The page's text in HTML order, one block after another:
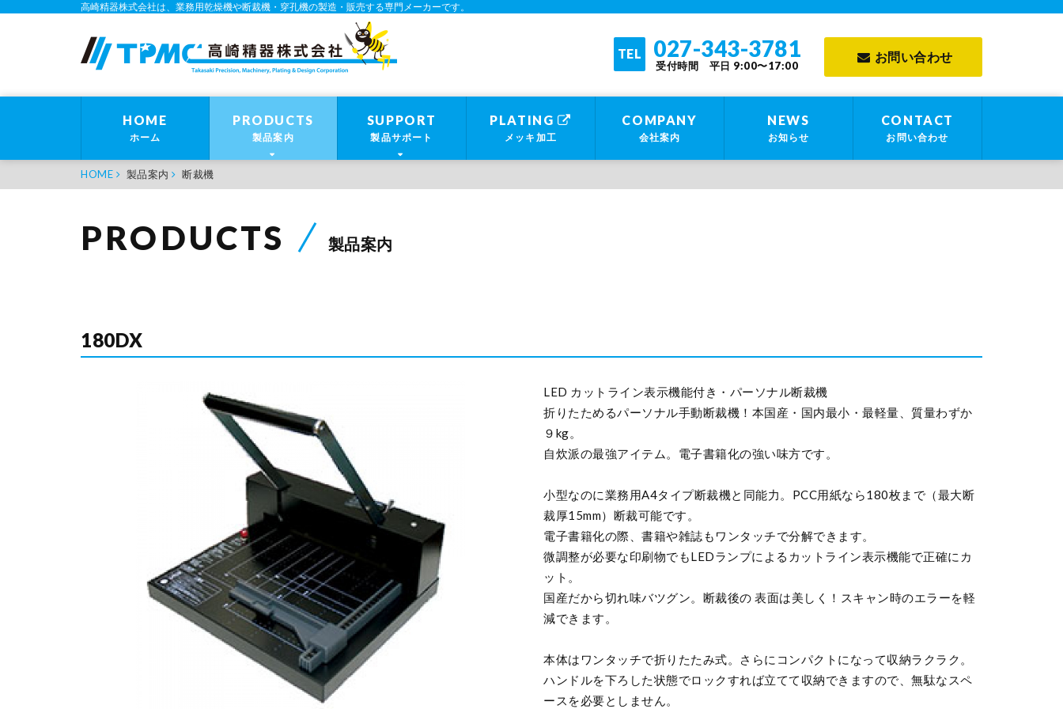
高崎精器株式会社は、業務用乾燥機や断裁機・穿孔機の製造・販売する専門メーカーです。
TEL 027-343-3781
受付時間 平日 9:00〜17:00
お問い合わせ
HOME
ホーム
PRODUCTS
製品案内
SUPPORT
製品サポート
PLATING
メッキ加工
COMPANY
会社案内
NEWS
お知らせ
CONTACT
お問い合わせ
HOME 製品案内 断裁機
PRODUCTS 製品案内
180DX
LED カットライン表示機能付き・パーソナル断裁機
折りたためるパーソナル手動断裁機！本国産・国内最小・最軽量、質量わずか
９kg。
自炊派の最強アイテム。電子書籍化の強い味方です。
小型なのに業務用A4タイプ断裁機と同能力。PCC用紙なら180枚まで（最大断
裁厚15mm）断裁可能です。
電子書籍化の際、書籍や雑誌もワンタッチで分解できます。
微調整が必要な印刷物でもLEDランプによるカットライン表示機能で正確にカ
ット。
国産だから切れ味バツグン。断裁後の 表面は美しく！スキャン時のエラーを軽
減できます。
本体はワンタッチで折りたたみ式。さらにコンパクトになって収納ラクラク。
ハンドルを下ろした状態でロックすれば立てて収納できますので、無駄なスペ
ースを必要としません。